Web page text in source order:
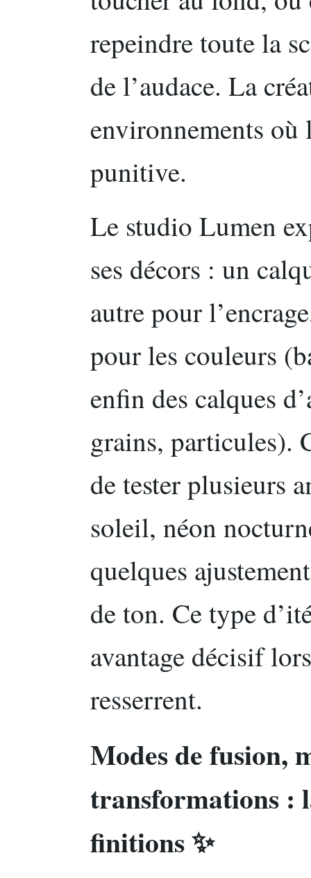
repeindre toute la
de l’audace. La
environnements où
punitive.
Le studio Lumen
ses décors : un
autre pour
pour les couleurs
enfin des calques
grains, particules).
de tester plusieurs
soleil, néon
quelques
de ton. Ce type
avantage décisif
resserrent.
Modes de fusion,
transformations :
finitions ✨